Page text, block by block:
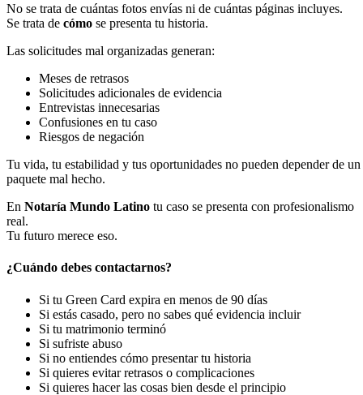
No se trata de cuántas fotos envías ni de cuántas páginas incluyes.
Se trata de cómo se presenta tu historia.
Las solicitudes mal organizadas generan:
Meses de retrasos
Solicitudes adicionales de evidencia
Entrevistas innecesarias
Confusiones en tu caso
Riesgos de negación
Tu vida, tu estabilidad y tus oportunidades no pueden depender de un
paquete mal hecho.
En Notaría Mundo Latino tu caso se presenta con profesionalismo
real.
Tu futuro merece eso.
¿Cuándo debes contactarnos?
Si tu Green Card expira en menos de 90 días
Si estás casado, pero no sabes qué evidencia incluir
Si tu matrimonio terminó
Si sufriste abuso
Si no entiendes cómo presentar tu historia
Si quieres evitar retrasos o complicaciones
Si quieres hacer las cosas bien desde el principio